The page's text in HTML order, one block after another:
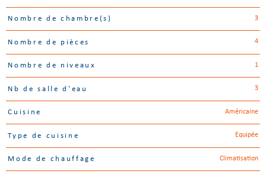
Nombre de chambre(s) 3
Nombre de pièces 4
Nombre de niveaux 1
Nb de salle d'eau 3
Cuisine Américaine
Type de cuisine Equipée
Mode de chauffage Climatisation